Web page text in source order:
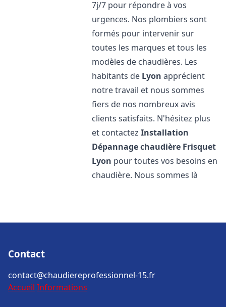
7j/7 pour répondre à vos
urgences. Nos plombiers sont
formés pour intervenir sur
toutes les marques et tous les
modèles de chaudières. Les
habitants de Lyon apprécient
notre travail et nous sommes
fiers de nos nombreux avis
clients satisfaits. N'hésitez plus
et contactezInstallation
Dépannage chaudière Frisquet
Lyon pour toutes vos besoins en
chaudière. Nous sommes là
Contact
contact@chaudiereprofessionnel-15.fr
Accueil Informations